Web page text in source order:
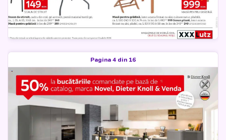
Pagina 4 din 16